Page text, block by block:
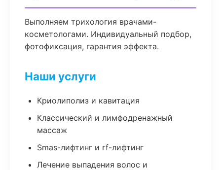
Выполняем трихология врачами-
косметологами. Индивидуальный подбор,
фотофиксация, гарантия эффекта.
Наши услуги
Криолиполиз и кавитация
Классический и лимфодренажный
массаж
Smas-лифтинг и rf-лифтинг
Лечение выпадения волос и